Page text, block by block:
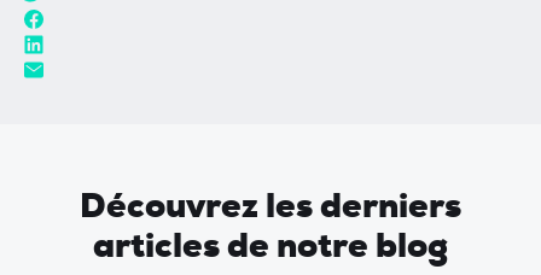
Découvrez les derniers
articles de notre blog